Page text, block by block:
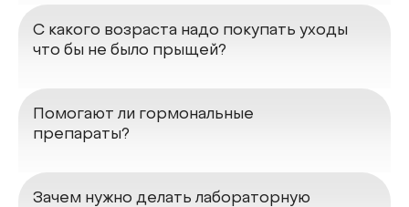
С какого возраста надо покупать уходы
что бы не было прыщей?
Помогают ли гормональные
препараты?
Зачем нужно делать лабораторную